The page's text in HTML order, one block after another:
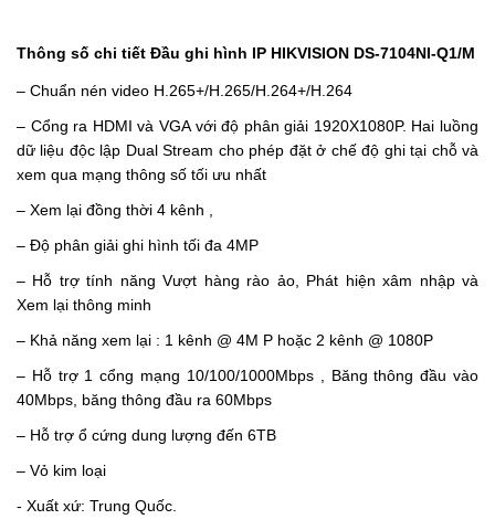
Thông số chi tiết Đầu ghi hình IP HIKVISION DS-7104NI-Q1/M
– Chuẩn nén video H.265+/H.265/H.264+/H.264
– Cổng ra HDMI và VGA với độ phân giải 1920X1080P. Hai luồng
dữ liệu độc lập Dual Stream cho phép đặt ở chế độ ghi tại chỗ và
xem qua mạng thông số tối ưu nhất
– Xem lại đồng thời 4 kênh ,
– Độ phân giải ghi hình tối đa 4MP
– Hỗ trợ tính năng Vượt hàng rào ảo, Phát hiện xâm nhập và
Xem lại thông minh
– Khả năng xem lại : 1 kênh @ 4M P hoặc 2 kênh @ 1080P
– Hỗ trợ 1 cổng mạng 10/100/1000Mbps , Băng thông đầu vào
40Mbps, băng thông đầu ra 60Mbps
– Hỗ trợ ổ cứng dung lượng đến 6TB
– Vỏ kim loại
- Xuất xứ: Trung Quốc.